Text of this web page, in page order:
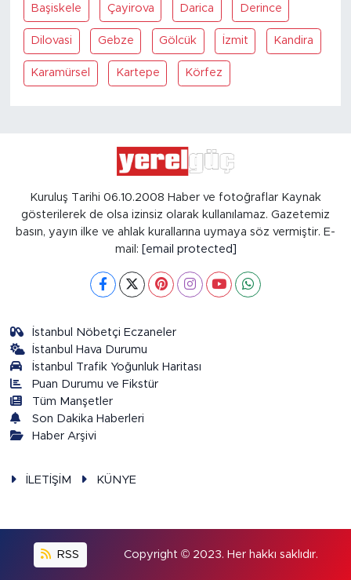
Başiskele Çayirova Darica Derince
Dilovasi Gebze Gölcük İzmit Kandira
Karamürsel Kartepe Körfez
Kuruluş Tarihi 06.10.2008 Haber ve fotoğraflar Kaynak
gösterilerek de olsa izinsiz olarak kullanılamaz. Gazetemiz
basın, yayın ilke ve ahlak kurallarına uymaya söz vermiştir. E-
mail: [email protected]
İstanbul Nöbetçi Eczaneler
İstanbul Hava Durumu
İstanbul Trafik Yoğunluk Haritası
Puan Durumu ve Fikstür
Tüm Manşetler
Son Dakika Haberleri
Haber Arşivi
İLETİŞİM KÜNYE
RSS Copyright © 2023. Her hakkı saklıdır.